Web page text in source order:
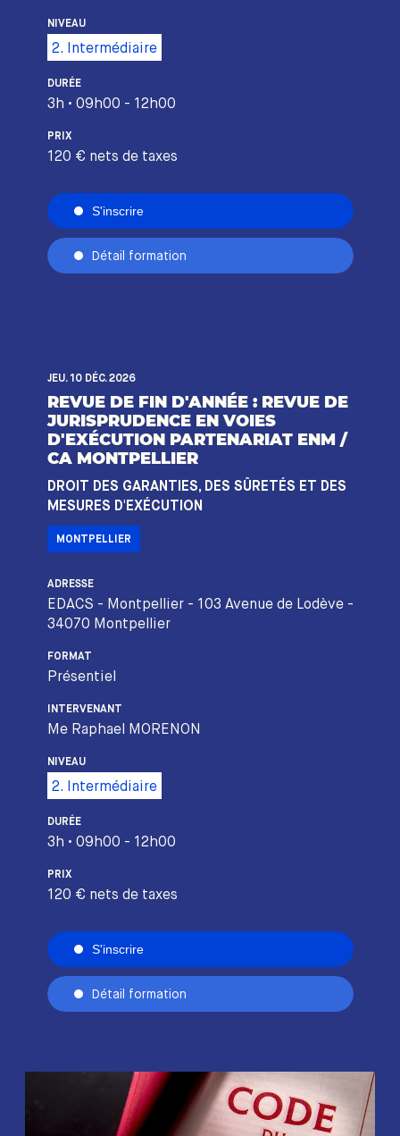
NIVEAU
2. Intermédiaire
DURÉE
3h • 09h00 - 12h00
PRIX
120 € nets de taxes
S'inscrire
Détail formation
JEU. 10 DÉC. 2026
REVUE DE FIN D'ANNÉE : REVUE DE
JURISPRUDENCE EN VOIES
D'EXÉCUTION PARTENARIAT ENM /
CA MONTPELLIER
DROIT DES GARANTIES, DES SÛRETÉS ET DES
MESURES D'EXÉCUTION
MONTPELLIER
ADRESSE
EDACS - Montpellier - 103 Avenue de Lodève -
34070 Montpellier
FORMAT
Présentiel
INTERVENANT
Me Raphael MORENON
NIVEAU
2. Intermédiaire
DURÉE
3h • 09h00 - 12h00
PRIX
120 € nets de taxes
S'inscrire
Détail formation